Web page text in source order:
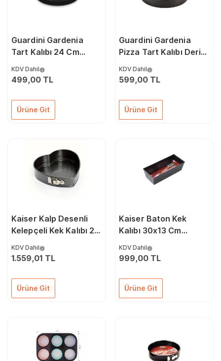
Guardini Gardenia
Tart Kalıbı 24 Cm
KDV Dahil
499,00 TL
Ürüne Git
Guardini Gardenia
Pizza Tart Kalıbı Derin
KDV Dahil
599,00 TL
Ürüne Git
Kaiser Kalp Desenli
Kelepçeli Kek Kalıbı 26
KDV Dahil
1.559,01 TL
Ürüne Git
Kaiser Baton Kek
Kalıbı 30x13 Cm
KDV Dahil
999,00 TL
Ürüne Git